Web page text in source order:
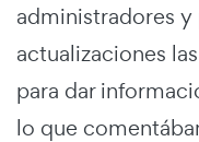
administradores
actualizaciones
para dar
lo que